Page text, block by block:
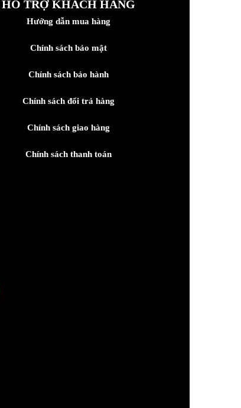
HỖ TRỢ KHÁCH HÀNG
Hướng dẫn mua hàng
Chính sách bảo mật
Chính sách bảo hành
Chính sách đổi trả hàng
Chính sách giao hàng
Chính sách thanh toán